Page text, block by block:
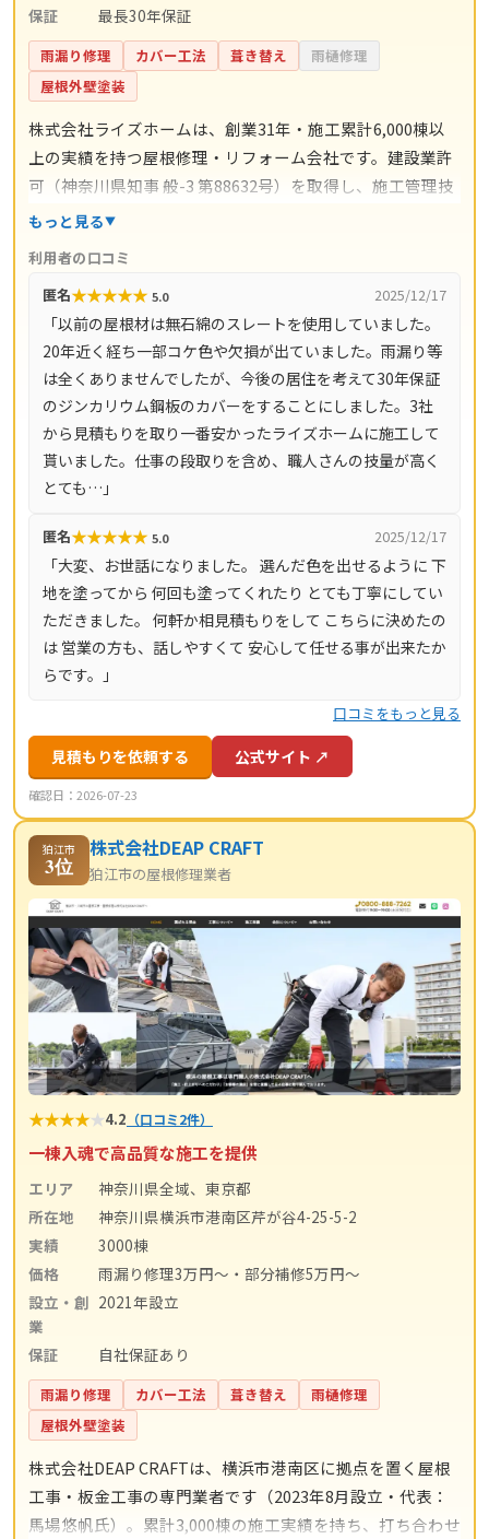
保証
最長30年保証
雨漏り修理 カバー工法 葺き替え
雨樋修理
屋根外壁塗装
株式会社ライズホームは、創業31年・施工累計6,000棟以
上の実績を持つ屋根修理・リフォーム会社です。建設業許
可（神奈川県知事 般-3 第88632号）を取得し、施工管理技
士補・石綿取扱作業主任者・第二種電気工事士などの有資
から内装リフォームまで、住まい全般に対応します。自社
一貫工事体制で中間マージンをカットし、高品質な施工を
適正価格で提供。現場調査は無料で、業界最長クラスの30
年保証も用意されています。川崎市（麻生区・多摩区・高
津区・宮前区・中原区）を中心に、横浜市青葉区・町田
市・稲城市・調布市・狛江市・府中市など幅広いエリアに
対応しています。
もっと見る
利用者の口コミ
匿名★★★★★ 5.0 2025/12/17
「以前の屋根材は無石綿のスレートを使用していました。
20年近く経ち一部コケ色や欠損が出ていました。雨漏り等
は全くありませんでしたが、今後の居住を考えて30年保証
のジンカリウム鋼板のカバーをすることにしました。3社
から見積もりを取り一番安かったライズホームに施工して
貰いました。仕事の段取りを含め、職人さんの技量が高く
とても…」
匿名★★★★★ 5.0 2025/12/17
「大変、お世話になりました。 選んだ色を出せるように 下
地を塗ってから 何回も塗ってくれたり とても丁寧にしてい
ただきました。 何軒か相見積もりをして こちらに決めたの
は 営業の方も、話しやすくて 安心して任せる事が出来たか
らです。」
口コミをもっと見る
見積もりを依頼する 公式サイト ↗
確認日：2026-07-23
狛江市
3位
株式会社DEAP CRAFT
狛江市の屋根修理業者
★★★★★4.2 （口コミ2件）
一棟入魂で高品質な施工を提供
エリア
神奈川県全域、東京都
所在地
神奈川県横浜市港南区芹が谷4-25-5-2
実績
3000棟
価格
雨漏り修理3万円〜・部分補修5万円〜
設立・創
業
2021年設立
保証 自社保証あり
雨漏り修理 カバー工法 葺き替え
雨樋修理
屋根外壁塗装
株式会社DEAP CRAFTは、横浜市港南区に拠点を置く屋根
工事・板金工事の専門業者です（2023年8月設立・代表：
馬場悠帆氏）。累計3,000棟の施工実績を持ち、打ち合わせ